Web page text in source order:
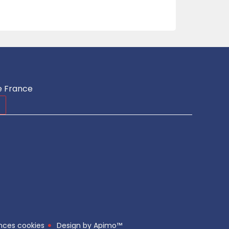
France
cookies Design by Apimo™